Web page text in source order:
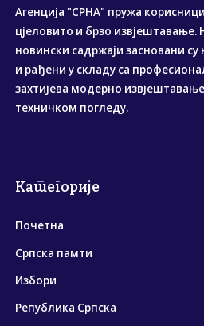
Агенција "СРНА" пружа
цјеловито и брзо извјештавање.
новински садржаји засновани
и рађени у складу са
захтијева модерно
техничком погледу.
Категорије
Почетна
Српска памти
Избори
Република Српска